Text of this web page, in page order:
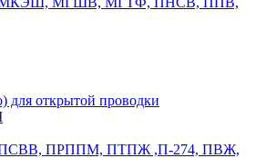
для открытой проводки
ПРППМ, ПТПЖ ,П-274, ПВЖ,